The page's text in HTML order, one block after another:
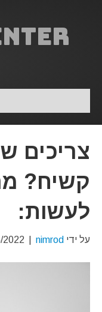
צריכים
קשיח?
לעשות:
על ידי nimrod
2022